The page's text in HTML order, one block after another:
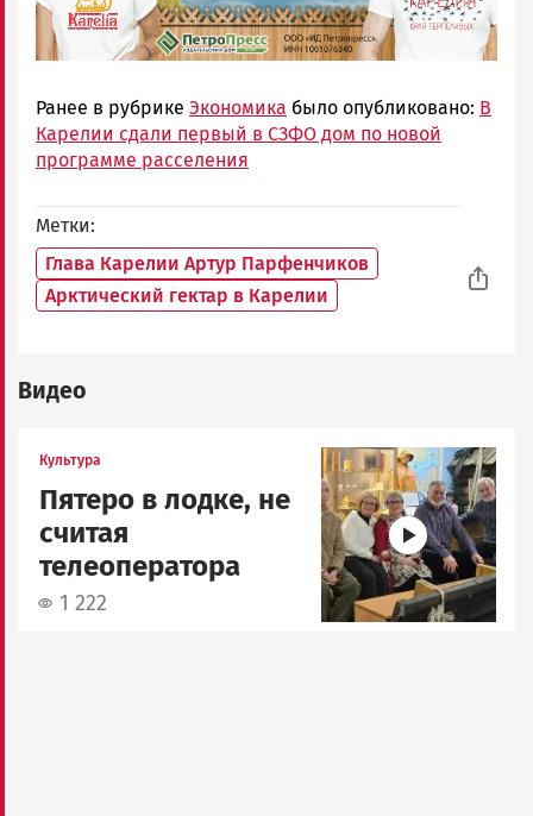
Ранее в рубрике Экономика было опубликовано: В
Карелии сдали первый в СЗФО дом по новой
программе расселения
Метки
Глава Карелии Артур Парфенчиков
Арктический гектар в Карелии
Видео
Культура
Пятеро в лодке, не
считая
телеоператора
1 222
Image